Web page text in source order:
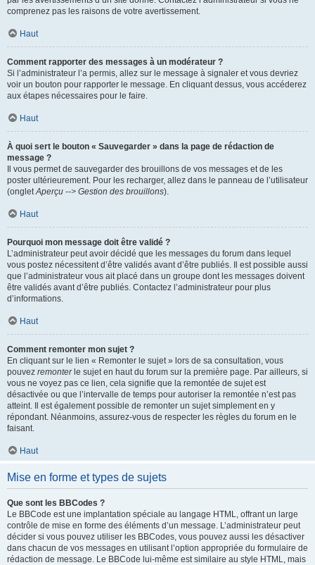
comprenez pas les raisons de votre avertissement.
Haut
Comment rapporter des messages à un modérateur ?
Si l’administrateur l’a permis, allez sur le message à signaler et vous devriez
voir un bouton pour rapporter le message. En cliquant dessus, vous accéderez
aux étapes nécessaires pour le faire.
Haut
À quoi sert le bouton « Sauvegarder » dans la page de rédaction de
message ?
Il vous permet de sauvegarder des brouillons de vos messages et de les
poster ultérieurement. Pour les recharger, allez dans le panneau de l’utilisateur
(ongletAperçu --> Gestion des brouillons).
Haut
Pourquoi mon message doit être validé ?
L’administrateur peut avoir décidé que les messages du forum dans lequel
vous postez nécessitent d’être validés avant d’être publiés. Il est possible aussi
que l’administrateur vous ait placé dans un groupe dont les messages doivent
être validés avant d’être publiés. Contactez l’administrateur pour plus
d’informations.
Haut
Comment remonter mon sujet ?
En cliquant sur le lien « Remonter le sujet » lors de sa consultation, vous
pouvez remonterle sujet en haut du forum sur la première page. Par ailleurs, si
vous ne voyez pas ce lien, cela signifie que la remontée de sujet est
désactivée ou que l’intervalle de temps pour autoriser la remontée n’est pas
atteint. Il est également possible de remonter un sujet simplement en y
répondant. Néanmoins, assurez-vous de respecter les règles du forum en le
faisant.
Haut
Mise en forme et types de sujets
Que sont les BBCodes ?
Le BBCode est une implantation spéciale au langage HTML, offrant un large
contrôle de mise en forme des éléments d’un message. L’administrateur peut
décider si vous pouvez utiliser les BBCodes, vous pouvez aussi les désactiver
dans chacun de vos messages en utilisant l’option appropriée du formulaire de
rédaction de message. Le BBCode lui-même est similaire au style HTML, mais